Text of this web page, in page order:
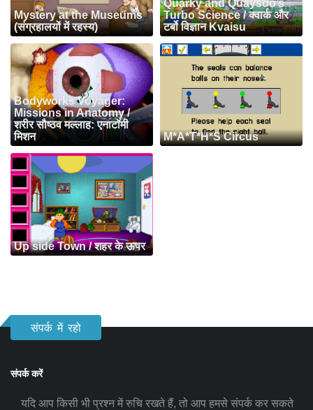
Mystery at the Museums
(संग्रहालयों में रहस्य)
Quarky and Quaysoo’s
Turbo Science / क्वार्क और
टर्बो विज्ञान Kvaisu
Bodyworks Voyager:
Missions in Anatomy /
शरीर सौष्ठव मल्लाह: एनाटॉमी
मिशन
M*A*T*H*S Circus
Up side Town / शहर के ऊपर
संपर्क में रहो
संपर्क करें
यदि आप किसी भी प्रश्न में रुचि रखते हैं, तो आप हमसे संपर्क कर सकते